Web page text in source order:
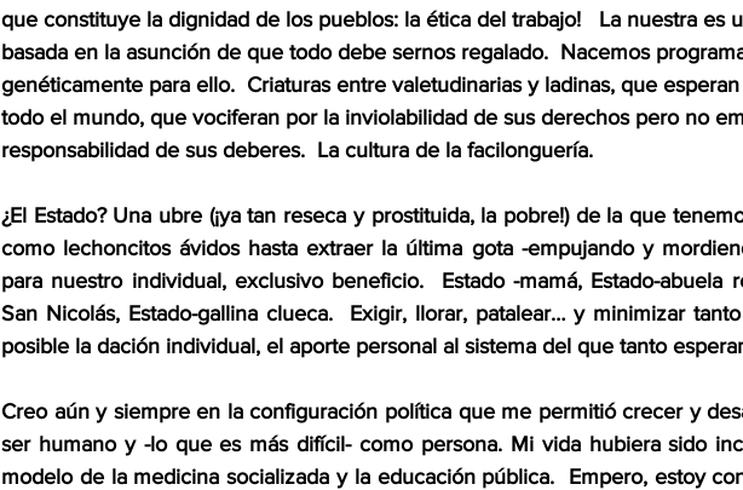
que constituye la dignidad de los pueblos: la ética del trabajo!   La nuestra es
basada en la asunción de que todo debe sernos regalado.  Nacemos
genéticamente para ello.  Criaturas entre valetudinarias y ladinas, que
todo el mundo, que vociferan por la inviolabilidad de sus derechos pero no
responsabilidad de sus deberes.  La cultura de la facilonguería.
¿El Estado? Una ubre (¡ya tan reseca y prostituida, la pobre!) de la que
como lechoncitos ávidos hasta extraer la última gota -empujando y
para nuestro individual, exclusivo beneficio.  Estado -mamá, Estado-abuela
San Nicolás, Estado-gallina clueca.  Exigir, llorar, patalear… y minimizar
posible la dación individual, el aporte personal al sistema del que tanto
Creo aún y siempre en la configuración política que me permitió crecer y
ser humano y -lo que es más difícil- como persona. Mi vida hubiera sido
modelo de la medicina socializada y la educación pública.  Empero, estoy